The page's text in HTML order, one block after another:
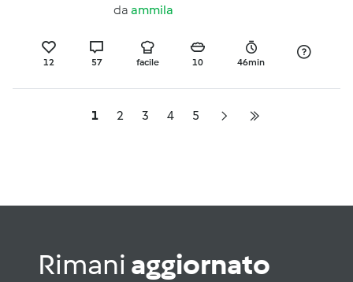
da ammila
12 57 facile 10 46min
1 2 3 4 5
Rimani aggiornato